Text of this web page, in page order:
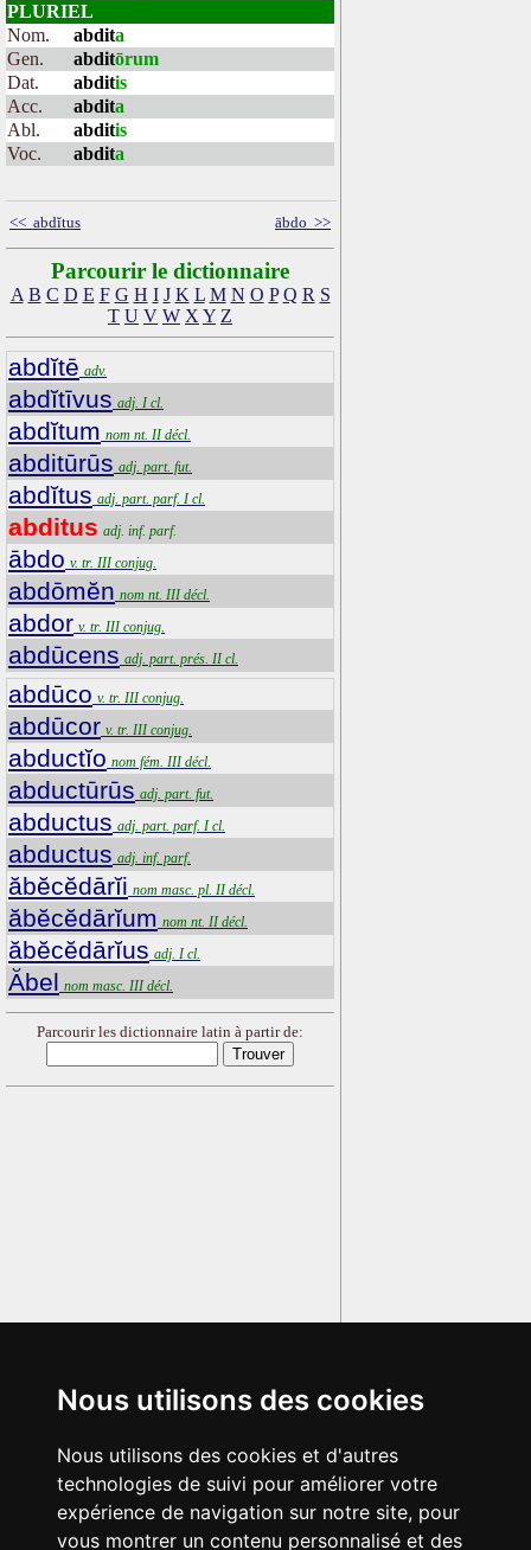
Nous utilisons des cookies
Nous utilisons des cookies et d'autres
technologies de suivi pour améliorer votre
expérience de navigation sur notre site, pour
vous montrer un contenu personnalisé et des
PLURIEL
Nom.
abdita
Gen.
abditōrum
Dat.
abditis
Acc.
abdita
Abl.
abditis
Voc.
abdita
<< abdĭtus ābdo >>
Parcourir le dictionnaire
A B C D E F G H I J K L M N O P Q R S
T U V W X Y Z
abdĭtē adv.
abdĭtīvus adj. I cl.
abdĭtum nom nt. II décl.
abditūrūs adj. part. fut.
abdĭtus adj. part. parf. I cl.
abditus adj. inf. parf.
ābdo v. tr. III conjug.
abdōmĕn nom nt. III décl.
abdor v. tr. III conjug.
abdūcens adj. part. prés. II cl.
abdūco v. tr. III conjug.
abdūcor v. tr. III conjug.
abductĭo nom fém. III décl.
abductūrūs adj. part. fut.
abductus adj. part. parf. I cl.
abductus adj. inf. parf.
ăbĕcĕdārĭi nom masc. pl. II décl.
ăbĕcĕdārĭum nom nt. II décl.
ăbĕcĕdārĭus adj. I cl.
Ăbel nom masc. III décl.
Parcourir les dictionnaire latin à partir de: